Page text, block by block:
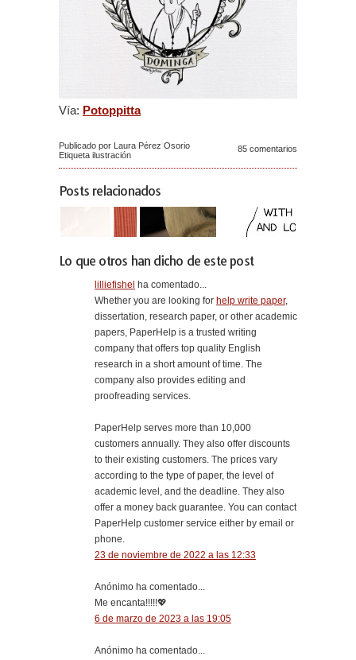
Vía: Potoppitta
Publicado por Laura Pérez Osorio
Etiqueta ilustración
85 comentarios
Posts relacionados
Lo que otros han dicho de este post
lilliefishel
ha comentado...
Whether you are looking for help write paper,
dissertation, research paper, or other academic
papers, PaperHelp is a trusted writing
company that offers top quality English
research in a short amount of time. The
company also provides editing and
proofreading services.
PaperHelp serves more than 10,000
customers annually. They also offer discounts
to their existing customers. The prices vary
according to the type of paper, the level of
academic level, and the deadline. They also
offer a money back guarantee. You can contact
PaperHelp customer service either by email or
phone.
23 de noviembre de 2022 a las 12:33
Anónimo ha comentado...
Me encanta!!!!!💖
6 de marzo de 2023 a las 19:05
Anónimo ha comentado...